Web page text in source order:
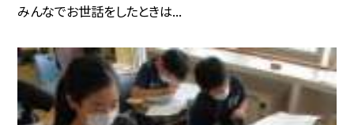
みんなでお世話をしたときは...